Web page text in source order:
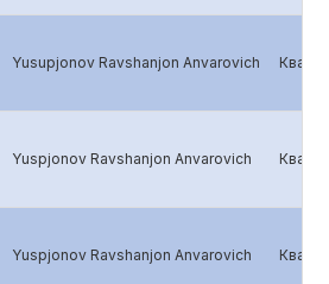
Yusupjonov Ravshanjon Anvarovich
Yuspjonov Ravshanjon Anvarovich
Yuspjonov Ravshanjon Anvarovich